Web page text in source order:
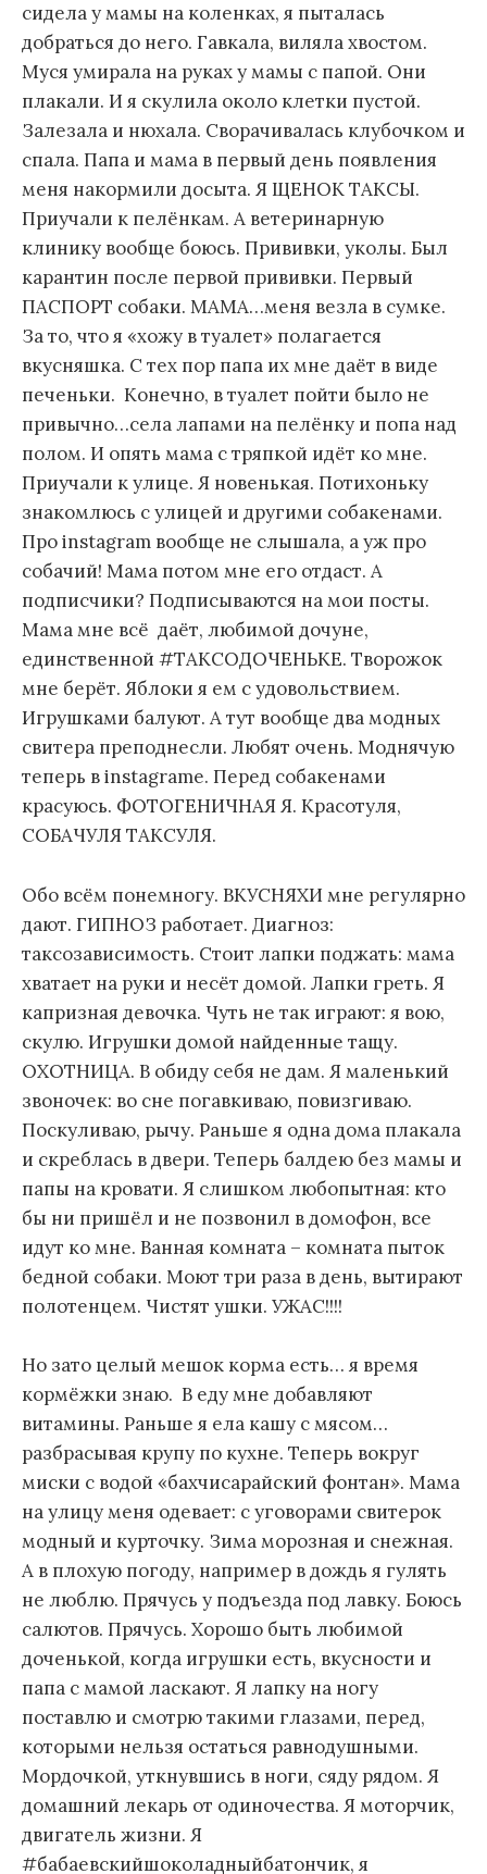
сидела у мамы на коленках, я пыталась
добраться до него. Гавкала, виляла хвостом.
Муся умирала на руках у мамы с папой. Они
плакали. И я скулила около клетки пустой.
Залезала и нюхала. Сворачивалась клубочком и
спала. Папа и мама в первый день появления
меня накормили досыта. Я ЩЕНОК ТАКСЫ.
Приучали к пелёнкам. А ветеринарную
клинику вообще боюсь. Прививки, уколы. Был
карантин после первой прививки. Первый
ПАСПОРТ собаки. МАМА…меня везла в сумке.
За то, что я «хожу в туалет» полагается
вкусняшка. С тех пор папа их мне даёт в виде
печеньки. Конечно, в туалет пойти было не
привычно…села лапами на пелёнку и попа над
полом. И опять мама с тряпкой идёт ко мне.
Приучали к улице. Я новенькая. Потихоньку
знакомлюсь с улицей и другими собакенами.
Про instagram вообще не слышала, а уж про
собачий! Мама потом мне его отдаст. А
подписчики? Подписываются на мои посты.
Мама мне всё даёт, любимой дочуне,
единственной #ТАКСОДОЧЕНЬКЕ. Творожок
мне берёт. Яблоки я ем с удовольствием.
Игрушками балуют. А тут вообще два модных
свитера преподнесли. Любят очень. Моднячую
теперь в instagrame. Перед собакенами
красуюсь. ФОТОГЕНИЧНАЯ Я. Красотуля,
СОБАЧУЛЯ ТАКСУЛЯ.
Обо всём понемногу. ВКУСНЯХИ мне регулярно
дают. ГИПНОЗ работает. Диагноз:
таксозависимость. Стоит лапки поджать: мама
хватает на руки и несёт домой. Лапки греть. Я
капризная девочка. Чуть не так играют: я вою,
скулю. Игрушки домой найденные тащу.
ОХОТНИЦА. В обиду себя не дам. Я маленький
звоночек: во сне погавкиваю, повизгиваю.
Поскуливаю, рычу. Раньше я одна дома плакала
и скреблась в двери. Теперь балдею без мамы и
папы на кровати. Я слишком любопытная: кто
бы ни пришёл и не позвонил в домофон, все
идут ко мне. Ванная комната – комната пыток
бедной собаки. Моют три раза в день, вытирают
полотенцем. Чистят ушки. УЖАС!!!!
Но зато целый мешок корма есть… я время
кормёжки знаю. В еду мне добавляют
витамины. Раньше я ела кашу с мясом…
разбрасывая крупу по кухне. Теперь вокруг
миски с водой «бахчисарайский фонтан». Мама
на улицу меня одевает: с уговорами свитерок
модный и курточку. Зима морозная и снежная.
А в плохую погоду, например в дождь я гулять
не люблю. Прячусь у подъезда под лавку. Боюсь
салютов. Прячусь. Хорошо быть любимой
доченькой, когда игрушки есть, вкусности и
папа с мамой ласкают. Я лапку на ногу
поставлю и смотрю такими глазами, перед,
которыми нельзя остаться равнодушными.
Мордочкой, уткнувшись в ноги, сяду рядом. Я
домашний лекарь от одиночества. Я моторчик,
двигатель жизни. Я
#бабаевскийшоколадныйбатончик, я